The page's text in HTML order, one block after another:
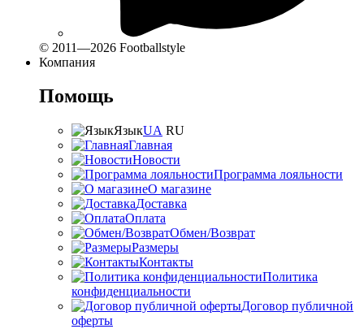
© 2011—2026 Footballstyle
Компания
Помощь
ЯзыкUA RU
Главная
Новости
Программа лояльности
О магазине
Доставка
Оплата
Обмен/Возврат
Размеры
Контакты
Политика
конфиденциальности
Договор публичной
оферты